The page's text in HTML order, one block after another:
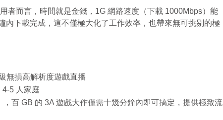
者而言，時間就是金錢，1G 網路速度（下載 1000Mbps）能
內下載完成，這不僅極大化了工作效率，也帶來無可挑剔的極
無損高解析度遊戲直播
4-5 人家庭
百 GB 的 3A 遊戲大作僅需十幾分鐘內即可搞定，提供極致流